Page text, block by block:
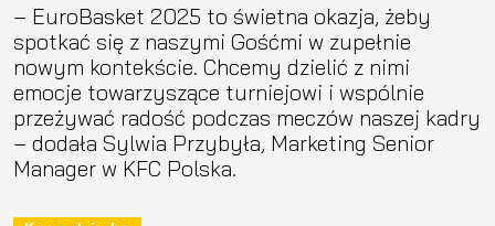
– EuroBasket 2025 to świetna okazja, żeby
spotkać się z naszymi Gośćmi w zupełnie
nowym kontekście. Chcemy dzielić z nimi
emocje towarzyszące turniejowi i wspólnie
przeżywać radość podczas meczów naszej kadry
– dodała Sylwia Przybyła, Marketing Senior
Manager w KFC Polska.